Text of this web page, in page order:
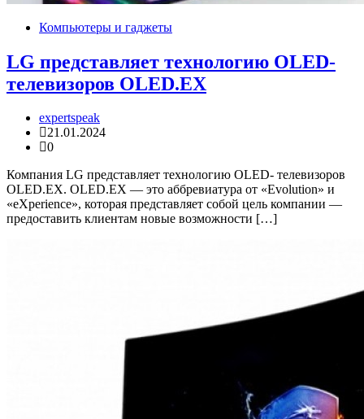
Компьютеры и гаджеты
LG представляет технологию OLED-
телевизоров OLED.EX
expertspeak
21.01.2024
0
Компания LG представляет технологию OLED- телевизоров
OLED.EX. OLED.EX — это аббревиатура от «Evolution» и
«eXperience», которая представляет собой цель компании —
предоставить клиентам новые возможности […]